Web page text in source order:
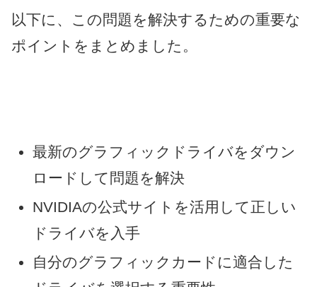
以下に、この問題を解決するための重要な
ポイントをまとめました。
最新のグラフィックドライバをダウン
ロードして問題を解決
NVIDIAの公式サイトを活用して正しい
ドライバを入手
自分のグラフィックカードに適合した